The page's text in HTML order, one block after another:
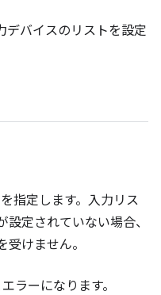
デバイスのリストを設定
指定します。入力リス
設定されていない場合、
けません。
ラーになります。